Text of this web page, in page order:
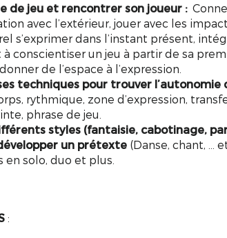
de jeu et rencontrer son joueur :
avec l’extérieur, jouer avec les
s’exprimer dans l’instant présent,
conscientiser un jeu à partir de sa
de l’espace à l’expression.
techniques pour trouver l’autonomie
rythmique, zone d’expression,
phrase de jeu.
styles (fantaisie, cabotinage,
un prétexte(Danse, chant, …
en solo, duo et plus.
: